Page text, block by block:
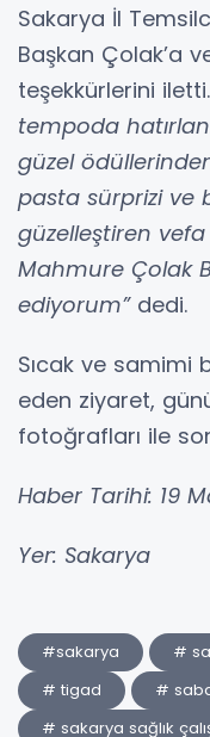
Sakarya İl
Başkan Çolak’a
teşekkürlerini
tempoda
güzel
pasta sürprizi ve
güzelleştiren vefa
Mahmure Çolak
ediyorum”dedi.
Sıcak ve samimi
eden ziyaret,
fotoğrafları ile
Haber Tarihi: 19
Yer: Sakarya
#sakarya #
# tigad
#
# sakarya sağlık